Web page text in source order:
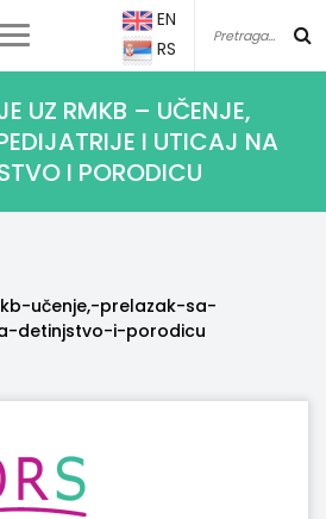
EN
RS
UZ RMKB – UČENJE,
I UTICAJ NA
I PORODICU
učenje,-prelazak-sa-
detinjstvo-i-porodicu